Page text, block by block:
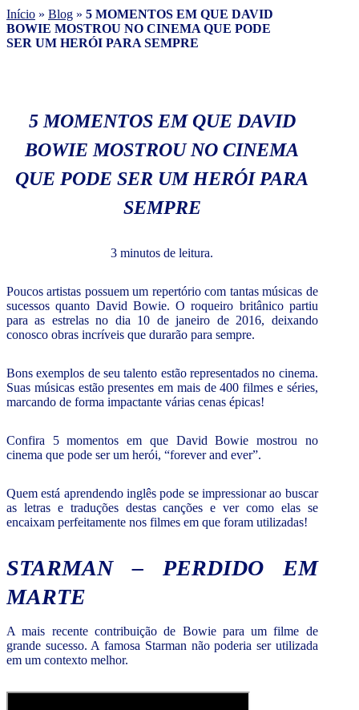
Início » Blog » 5 MOMENTOS EM QUE DAVID
BOWIE MOSTROU NO CINEMA QUE PODE
SER UM HERÓI PARA SEMPRE
5 MOMENTOS EM QUE DAVID
BOWIE MOSTROU NO CINEMA
QUE PODE SER UM HERÓI PARA
SEMPRE
3 minutos de leitura.
Poucos artistas possuem um repertório com tantas músicas de
sucessos quanto David Bowie. O roqueiro britânico partiu
para as estrelas no dia 10 de janeiro de 2016, deixando
conosco obras incríveis que durarão para sempre.
Bons exemplos de seu talento estão representados no cinema.
Suas músicas estão presentes em mais de 400 filmes e séries,
marcando de forma impactante várias cenas épicas!
Confira 5 momentos em que David Bowie mostrou no
cinema que pode ser um herói, “forever and ever”.
Quem está aprendendo inglês pode se impressionar ao buscar
as letras e traduções destas canções e ver como elas se
encaixam perfeitamente nos filmes em que foram utilizadas!
STARMAN – PERDIDO EM
MARTE
A mais recente contribuição de Bowie para um filme de
grande sucesso. A famosa Starman não poderia ser utilizada
em um contexto melhor.